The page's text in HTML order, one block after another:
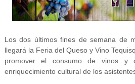
Los dos últimos fines de semana de
llegará la Feria del Queso y Vino
promover el consumo de vinos y
enriquecimiento cultural de los